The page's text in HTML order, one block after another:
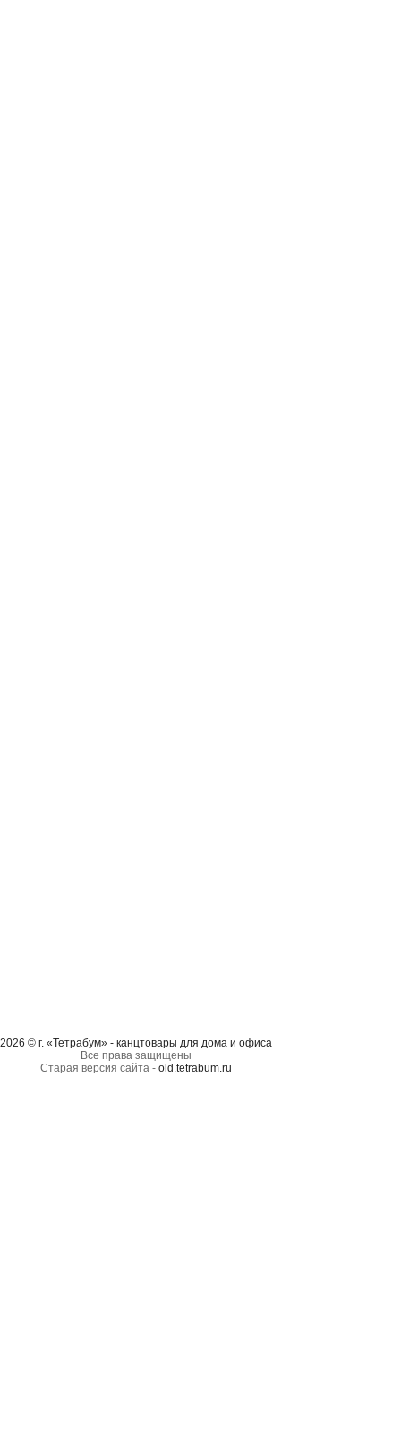
2026 © г. «Тетрабум» - канцтовары для дома и офиса
Все права защищены
Старая версия сайта - old.tetrabum.ru